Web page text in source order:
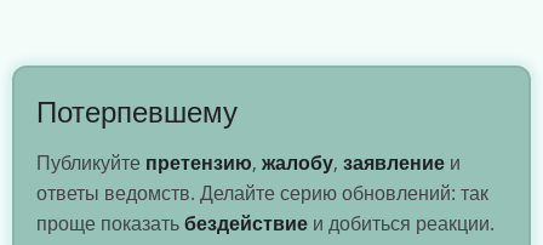
Потерпевшему
Публикуйте претензию, жалобу, заявление и
ответы ведомств. Делайте серию обновлений: так
проще показатьбездействие и добиться реакции.